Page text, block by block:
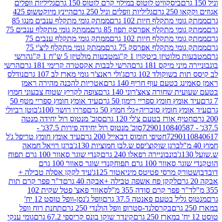
ביסקוויט לוטוס במילוי קרם לוטוס 150 גרם
גליליות וופלים
גרם
גליליות וופלים וניל 250 גרם
היינץ מיוקטשופ 425
מתקלף חיות 102 גרם
ממתק גומי מתקלף ענבים מנגו 85
מתקלף אפרסק תפוז 85 גרם
ממתק גומי מתקלף ענבים 75
מתקלף חיות 102 גרם
ממתק גומי מתקלף ענבים 75
מתקלף אפרסק 75 גרם
ממתק גומי מתקלף ליצ'י 75
ביטקוין 1 ק"ג
מטבעות מולטיזן 5 ש"ח 1 ק"ג
הרשי
מיקס 181 גרם
הרשי לבבות אקסטרה קרימי 181 גרם
הרשי
102 גרם
ג'ולי ראנצ'ר גומי מארז לב 107 גרם
נודלס
עוף חריף 140 גרם
אטריות להכנה מהירה ראמן
שחורה צאצ'רוני 140 גרם
צופה לקריץ שטוח צבעוני חמוץ
חומץ ספריי רימון 50 גרם
עיד אומץ חומץ ספריי מטף 50
חומץ סוכריה+גלי חמוץ 50 גרם
פררו רושר 100ג'
בוטן רביולי
אורז בטעם צ'לי 120 גרם
סוכ' מנטוס רול יחידה מנטה
סוכ' מנטוס רול יחידה פירות 37.5ג' -
חטיפי חומוס דבאייל 200 גרם
עיד אומץ חומץ טריפל ג'ל
ברגן שוקוצ'יפס ש.לבן חמוציות 130ג'
ברגן רויאל חמאה
בונבוניירה רפאלו 240 גרם
קנדי שוגר סאוור 100 גרם תפוח
100 גרם תפוח
קנדי שוגר סאוור 100 גרם
מרסי פטיטס מיניאטור 125ג'
עיד לקקן אסלה טבילה +
לקקן פח אשפה טבילה +אבקה 40 גרם
ד"ר פפר קרם תות
פפר קרם סודה 355 מ"ל
סאוור פאצ' פטל שקית 102
בטעם פאנטה 37.5 גרם
וופל ג'נסן-וופל טוסט 12 יח'
בקרסלנד-סטרופ וופל הולנדי 250 גרם
תחנת רוח וופל
קינדר שוקו בונס קריספי 67.2 גרם
גומי ענקי